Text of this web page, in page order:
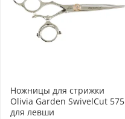
Ножницы для стрижки
Olivia Garden SwivelCut 575
для левши